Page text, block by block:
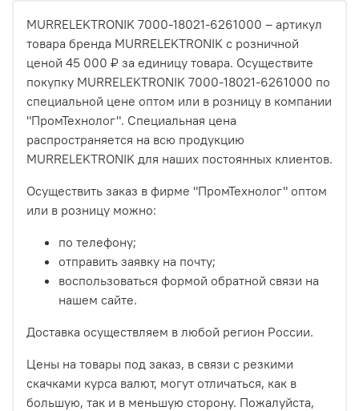
MURRELEKTRONIK 7000-18021-6261000 – артикул
товара бренда MURRELEKTRONIK с розничной
ценой 45 000 ₽ за единицу товара. Осуществите
покупку MURRELEKTRONIK 7000-18021-6261000 по
специальной цене оптом или в розницу в компании
"ПромТехнолог". Специальная цена
распространяется на всю продукцию
MURRELEKTRONIK для наших постоянных клиентов.
Осуществить заказ в фирме "ПромТехнолог" оптом
или в розницу можно:
по телефону;
отправить заявку на почту;
воспользоваться формой обратной связи на
нашем сайте.
Доставка осуществляем в любой регион России.
Цены на товары под заказ, в связи с резкими
скачками курса валют, могут отличаться, как в
большую, так и в меньшую сторону. Пожалуйста,